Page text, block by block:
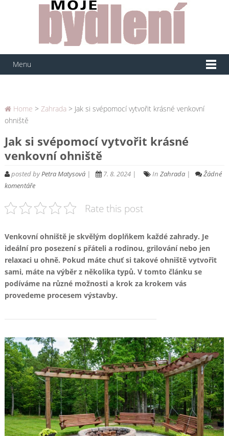
Menu
Home > Zahrada > Jak si svépomocí vytvořit krásné venkovní
ohniště
Jak si svépomocí vytvořit krásné
venkovní ohniště
posted byPetra Matysová| 7. 8. 2024 | In Zahrada|
Žádné
komentáře
Rate this post
Venkovní ohniště je skvělým doplňkem každé zahrady. Je
ideální pro posezení s přáteli a rodinou, grilování nebo jen
relaxaci u ohně. Pokud máte chuť si takové ohniště vytvořit
sami, máte na výběr z několika typů. V tomto článku se
podíváme na různé možnosti a krok za krokem vás
provedeme procesem výstavby.